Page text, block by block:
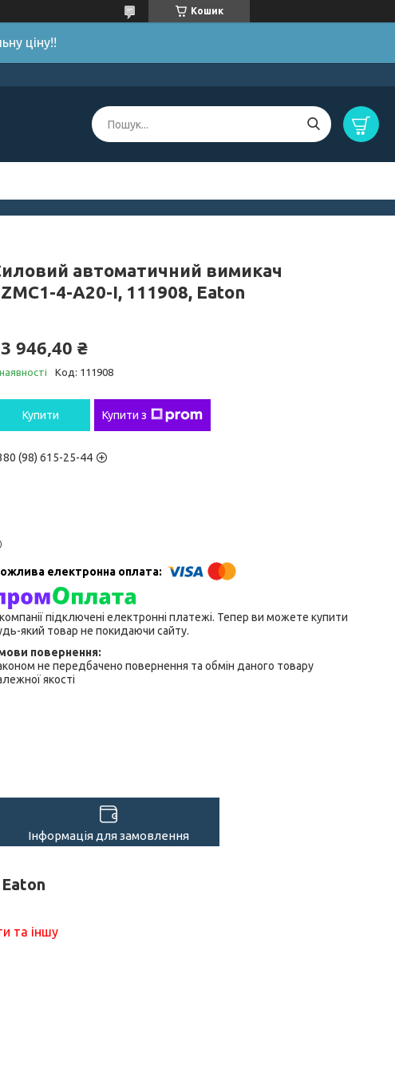
Кошик
ціну!!
автоматичний вимикач
4-A20-I, 111908, Eaton
946,40 ₴
Код: 111908
Купити Купити з
(98) 615-25-44
підключені електронні платежі. Тепер ви можете купити
який товар не покидаючи сайту.
не передбачено повернення та обмін даного товару
якості
Інформація для замовлення
та іншу